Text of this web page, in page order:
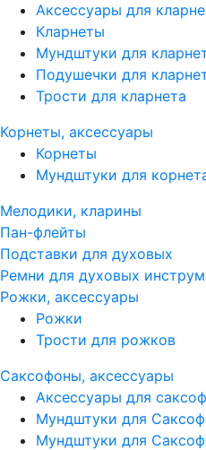
Аксессуары для
Кларнеты
Мундштуки для
Подушечки для
Трости для кларнета
Корнеты, аксессуары
Корнеты
Мундштуки для
Мелодики, кларины
Пан-флейты
Подставки для духовых
Ремни для духовых
Рожки, аксессуары
Рожки
Трости для рожков
Саксофоны, аксессуары
Аксессуары для
Мундштуки для
Мундштуки для